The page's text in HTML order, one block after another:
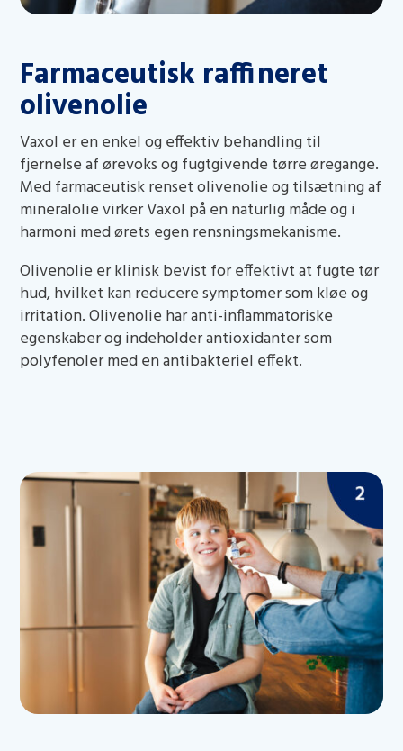
Farmaceutisk raffineret
olivenolie
Vaxol er en enkel og effektiv behandling til
fjernelse af ørevoks og fugtgivende tørre øregange.
Med farmaceutisk renset olivenolie og tilsætning af
mineralolie virker Vaxol på en naturlig måde og i
harmoni med ørets egen rensningsmekanisme.
Olivenolie er klinisk bevist for effektivt at fugte tør
hud, hvilket kan reducere symptomer som kløe og
irritation. Olivenolie har anti-inflammatoriske
egenskaber og indeholder antioxidanter som
polyfenoler med en antibakteriel effekt.